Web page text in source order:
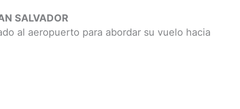
SALVADOR
al aeropuerto para abordar su vuelo hacia